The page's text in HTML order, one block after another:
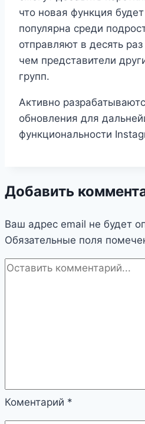
что новая функция
популярна среди
отправляют в десять
чем представители
групп.
Активно
обновления для
функциональности
Добавить
Ваш адрес email не будет
Обязательные поля
Коментарий *